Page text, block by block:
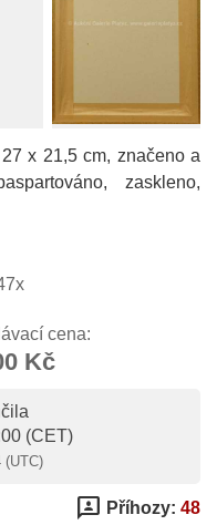
x 21,5 cm, značeno a
zaskleno,
cena:
Kč
(CET)
(UTC)
3p Příhozy: 48